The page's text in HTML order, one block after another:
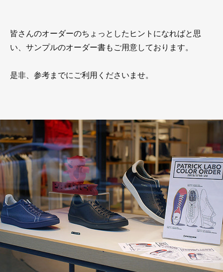
皆さんのオーダーのちょっとしたヒントになればと思
い、サンプルのオーダー書もご用意しております。
是非、参考までにご利用くださいませ。